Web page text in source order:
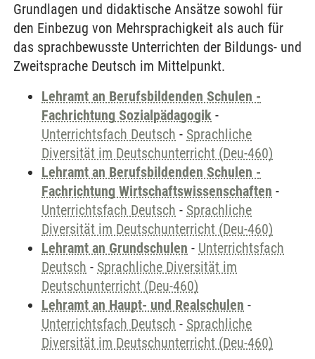
Grundlagen und didaktische Ansätze sowohl für
den Einbezug von Mehrsprachigkeit als auch für
das sprachbewusste Unterrichten der Bildungs- und
Zweitsprache Deutsch im Mittelpunkt.
Lehramt an Berufsbildenden Schulen -
Fachrichtung Sozialpädagogik -
Unterrichtsfach Deutsch - Sprachliche
Diversität im Deutschunterricht (Deu-460)
Lehramt an Berufsbildenden Schulen -
Fachrichtung Wirtschaftswissenschaften -
Unterrichtsfach Deutsch - Sprachliche
Diversität im Deutschunterricht (Deu-460)
Lehramt an Grundschulen - Unterrichtsfach
Deutsch - Sprachliche Diversität im
Deutschunterricht (Deu-460)
Lehramt an Haupt- und Realschulen -
Unterrichtsfach Deutsch - Sprachliche
Diversität im Deutschunterricht (Deu-460)